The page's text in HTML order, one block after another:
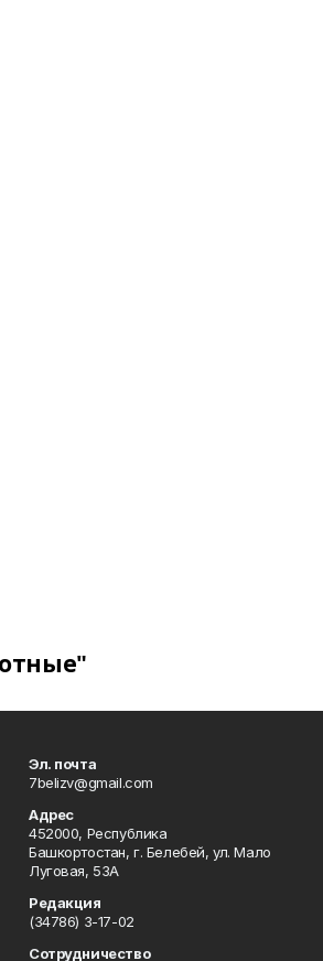
Эл. почта
7belizv@gmail.com
Адрес
452000, Республика
Башкортостан, г. Белебей, ул. Мало
Луговая, 53А
Редакция
(34786) 3-17-02
Сотрудничество